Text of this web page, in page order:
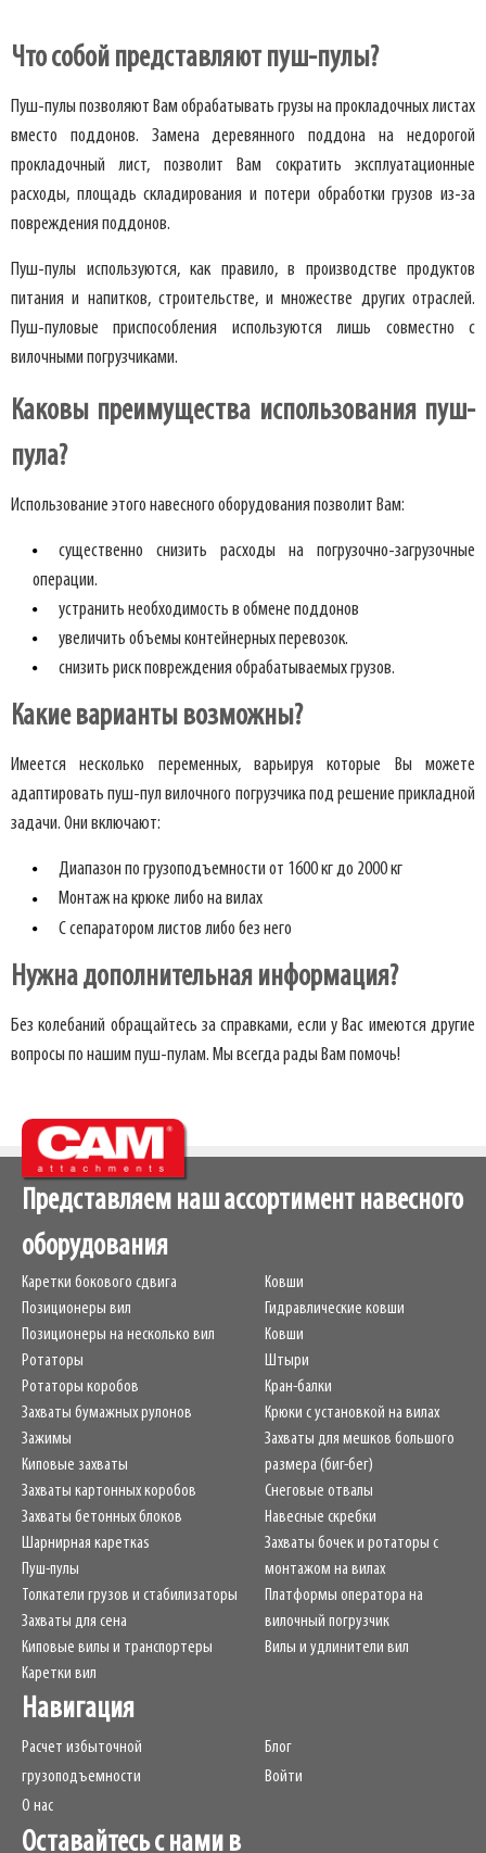
Что собой представляют пуш-пулы?
Пуш-пулы позволяют Вам обрабатывать грузы на прокладочных листах
вместо поддонов. Замена деревянного поддона на недорогой
прокладочный лист, позволит Вам сократить эксплуатационные
расходы, площадь складирования и потери обработки грузов из-за
повреждения поддонов.
Пуш-пулы используются, как правило, в производстве продуктов
питания и напитков, строительстве, и множестве других отраслей.
Пуш-пуловые приспособления используются лишь совместно с
вилочными погрузчиками.
Каковы преимущества использования пуш-
пула?
Использование этого навесного оборудования позволит Вам:
существенно снизить расходы на погрузочно-загрузочные
операции.
устранить необходимость в обмене поддонов
увеличить объемы контейнерных перевозок.
снизить риск повреждения обрабатываемых грузов.
Какие варианты возможны?
Имеется несколько переменных, варьируя которые Вы можете
адаптировать пуш-пул вилочного погрузчика под решение прикладной
задачи. Они включают:
Диапазон по грузоподъемности от 1600 кг до 2000 кг
Монтаж на крюке либо на вилах
С сепаратором листов либо без него
Нужна дополнительная информация?
Без колебаний обращайтесь за справками, если у Вас имеются другие
вопросы по нашим пуш-пулам. Мы всегда рады Вам помочь!
Представляем наш ассортимент навесного
оборудования
Каретки бокового сдвига
Позиционеры вил
Позиционеры на несколько вил
Ротаторы
Ротаторы коробов
Захваты бумажных рулонов
Зажимы
Киповые захваты
Захваты картонных коробов
Захваты бетонных блоков
Шарнирная кареткаs
Пуш-пулы
Толкатели грузов и стабилизаторы
Захваты для сена
Киповые вилы и транспортеры
Каретки вил
Ковши
Гидравлические ковши
Ковши
Штыри
Кран-балки
Крюки с установкой на вилах
Захваты для мешков большого
размера (биг-бег)
Снеговые отвалы
Навесные скребки
Захваты бочек и ротаторы с
монтажом на вилах
Платформы оператора на
вилочный погрузчик
Вилы и удлинители вил
Навигация
Расчет избыточной
грузоподъемности
О нас
Блог
Войти
Оставайтесь с нами в